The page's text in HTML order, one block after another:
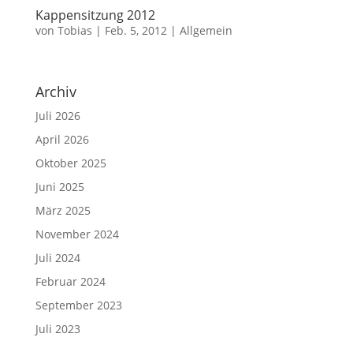
Kappensitzung 2012
von Tobias | Feb. 5, 2012 | Allgemein
Archiv
Juli 2026
April 2026
Oktober 2025
Juni 2025
März 2025
November 2024
Juli 2024
Februar 2024
September 2023
Juli 2023